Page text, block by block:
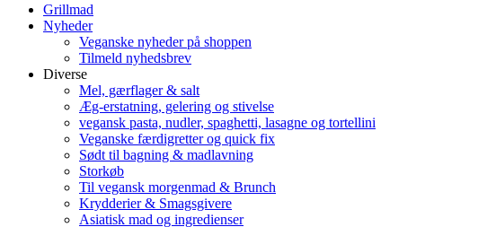
Grillmad
Nyheder
Veganske nyheder på shoppen
Tilmeld nyhedsbrev
Diverse
Mel, gærflager & salt
Æg-erstatning, gelering og stivelse
vegansk pasta, nudler, spaghetti, lasagne og tortellini
Veganske færdigretter og quick fix
Sødt til bagning & madlavning
Storkøb
Til vegansk morgenmad & Brunch
Krydderier & Smagsgivere
Asiatisk mad og ingredienser